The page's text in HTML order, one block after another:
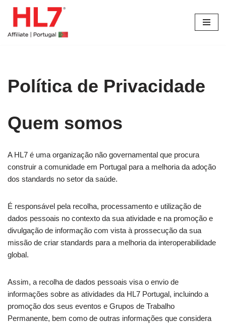
Avançar
para
Política de Privacidade
Quem somos
A HL7 é uma organização não governamental que procura
construir a comunidade em Portugal para a melhoria da adoção
dos standards no setor da saúde.
É responsável pela recolha, processamento e utilização de
dados pessoais no contexto da sua atividade e na promoção e
divulgação de informação com vista à prossecução da sua
missão de criar standards para a melhoria da interoperabilidade
global.
Assim, a recolha de dados pessoais visa o envio de
informações sobre as atividades da HL7 Portugal, incluindo a
promoção dos seus eventos e Grupos de Trabalho
Permanente, bem como de outras informações que considera